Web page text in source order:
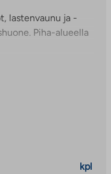
lastenvaunu ja -
Piha-alueella
sekä päiväkoteja.
ei
kpl